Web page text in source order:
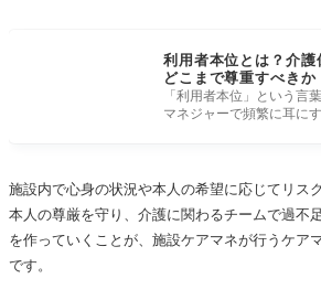
利用者本位とは？介護
どこまで尊重すべきか
「利用者本位」という言
マネジャーで頻繁に耳に
施設内で心身の状況や本人の希望に応じてリス
本人の尊厳を守り、介護に関わるチームで過不
を作っていくことが、施設ケアマネが行うケア
です。